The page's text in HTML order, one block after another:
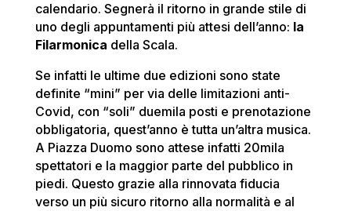
calendario. Segnerà il ritorno in grande stile di
uno degli appuntamenti più attesi dell’anno: la
Filarmonica della Scala.
Se infatti le ultime due edizioni sono state
definite “mini” per via delle limitazioni anti-
Covid, con “soli” duemila posti e prenotazione
obbligatoria, quest’anno è tutta un’altra musica.
A Piazza Duomo sono attese infatti 20mila
spettatori e la maggior parte del pubblico in
piedi. Questo grazie alla rinnovata fiducia
verso un più sicuro ritorno alla normalità e al